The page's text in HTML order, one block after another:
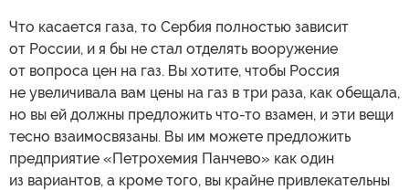
Что касается газа, то Сербия полностью зависит
от России, и я бы не стал отделять вооружение
от вопроса цен на газ. Вы хотите, чтобы Россия
не увеличивала вам цены на газ в три раза, как обещала,
но вы ей должны предложить что-то взамен, и эти вещи
тесно взаимосвязаны. Вы им можете предложить
предприятие «Петрохемия Панчево» как один
из вариантов, а кроме того, вы крайне привлекательны